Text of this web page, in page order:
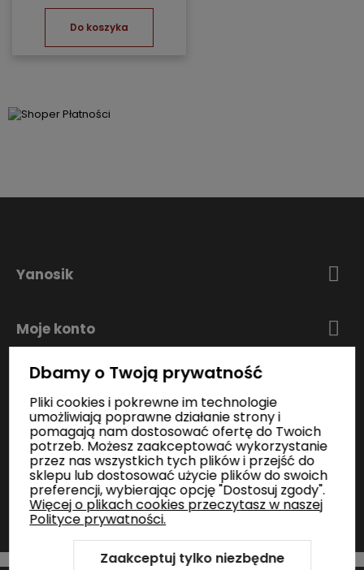
Do koszyka
Yanosik
Moje konto
Zakupy
Informacje
Kontakt
Szablon Shoper Modern 3.0™od GrowCommerce
Dbamy o Twoją prywatność
Pliki cookies i pokrewne im technologie
umożliwiają poprawne działanie strony i
pomagają nam dostosować ofertę do Twoich
potrzeb. Możesz zaakceptować wykorzystanie
przez nas wszystkich tych plików i przejść do
sklepu lub dostosować użycie plików do swoich
preferencji, wybierając opcję "Dostosuj zgody".
Więcej o plikach cookies przeczytasz w naszej
Polityce prywatności.
Zaakceptuj tylko niezbędne